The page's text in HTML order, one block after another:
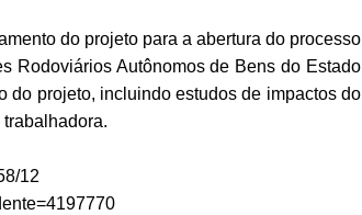
do projeto para a abertura do processo
Rodoviários Autônomos de Bens do Estado
do projeto, incluindo estudos de impactos do
12